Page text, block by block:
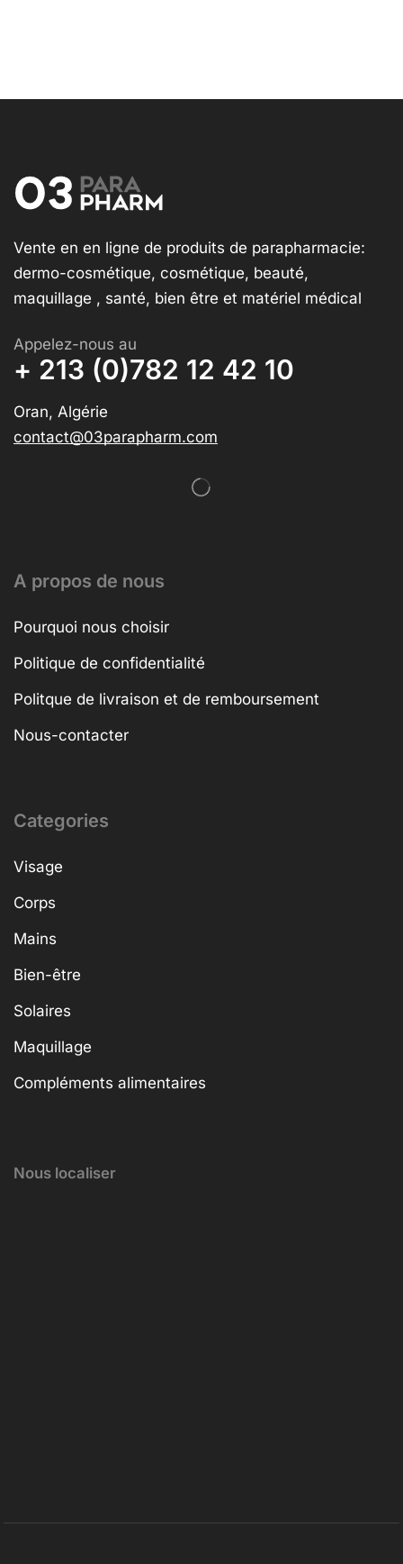
Vente en en ligne de produits de parapharmacie:
dermo-cosmétique, cosmétique, beauté,
maquillage , santé, bien être et matériel médical
Appelez-nous au
+ 213 (0)782 12 42 10
Oran, Algérie
contact@03parapharm.com
A propos de nous
Pourquoi nous choisir
Politique de confidentialité
Politque de livraison et de remboursement
Nous-contacter
Categories
Visage
Corps
Mains
Bien-être
Solaires
Maquillage
Compléments alimentaires
Nous localiser